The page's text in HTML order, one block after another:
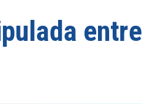
entre